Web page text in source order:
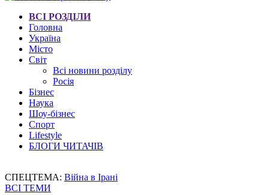
ВСІ РОЗДІЛИ
Головна
Україна
Місто
Світ
Всі новини розділу
Росія
Бізнес
Наука
Шоу-бізнес
Спорт
Lifestyle
БЛОГИ ЧИТАЧІВ
СПЕЦТЕМА: Війна в Ірані
ВСІ ТЕМИ